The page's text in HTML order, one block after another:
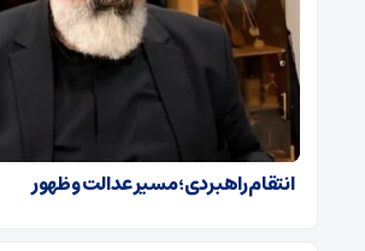
انتقام راهبردی؛ مسیر عدالت و ظهور